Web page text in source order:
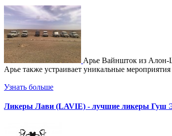
Арье Вайншток из Алон-
Арье также устраивает уникальные
Узнать больше
Ликеры Лави (LAVIE) - лучшие ликеры Гуш